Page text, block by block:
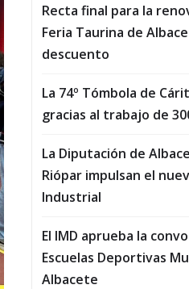
Recta final para la
Feria Taurina de
descuento
La 74º Tómbola de
gracias al trabajo de
La Diputación de
Riópar impulsan el
Industrial
El IMD aprueba la
Escuelas Deportivas
Albacete